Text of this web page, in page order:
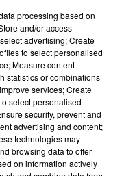
: rencontre
rouges
processing based on
and/or access
advertising; Create
to select personalised
Measure content
statistics or combinations
services; Create
select personalised
security, prevent and
advertising and content;
technologies may
browsing data to offer
on information actively